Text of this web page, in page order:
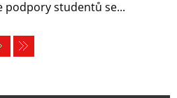
podpory studentů se...